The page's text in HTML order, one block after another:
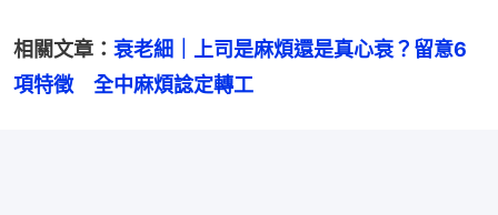
相關文章： 衰老細｜上司是麻煩還是真心衰？留意6
項特徵　全中麻煩諗定轉工